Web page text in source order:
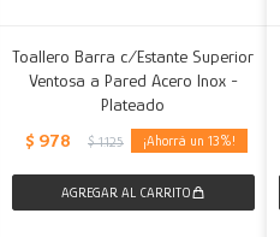
Toallero Barra c/Estante Superior
Ventosa a Pared Acero Inox -
Plateado
$ 978 $ 1.125 13